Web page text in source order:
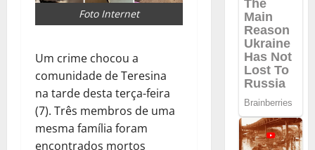
Foto Internet
Um crime chocou a
comunidade de Teresina
na tarde desta terça-feira
(7). Três membros de uma
mesma família foram
encontrados mortos